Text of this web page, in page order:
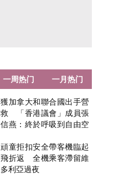
獲加拿大和聯合國出手營
救 「香港議會」成員張
信燕：終於呼吸到自由空
頑童拒扣安全帶客機臨起
飛折返 全機乘客滯留維
多利亞過夜
一周热门 一月热门